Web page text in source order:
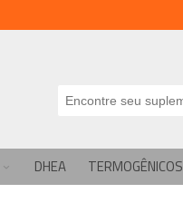
DHEA TERMOGÊNICOS